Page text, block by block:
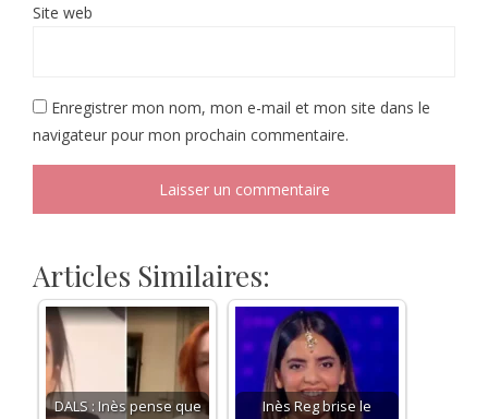
Site web
Enregistrer mon nom, mon e-mail et mon site dans le
navigateur pour mon prochain commentaire.
Articles Similaires:
DALS : Inès pense que
Inès Reg brise le